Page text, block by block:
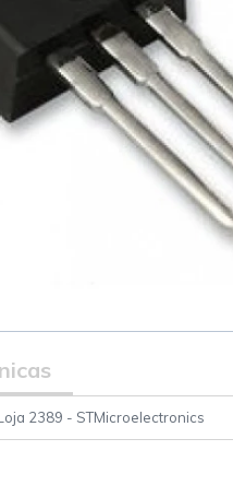
2389 - STMicroelectronics